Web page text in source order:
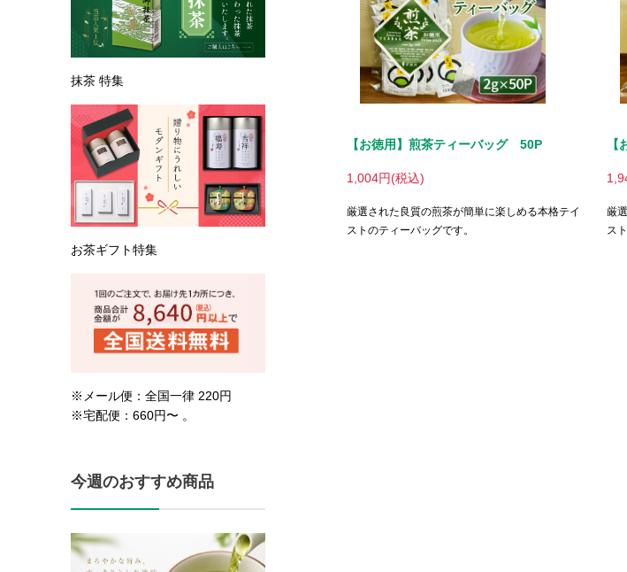
【お徳用】煎茶ティーバッグ 50P
1,004円(税込)
厳選された良質の煎茶が簡単に楽しめる本格テイ
ストのティーバッグです。
厳
ス